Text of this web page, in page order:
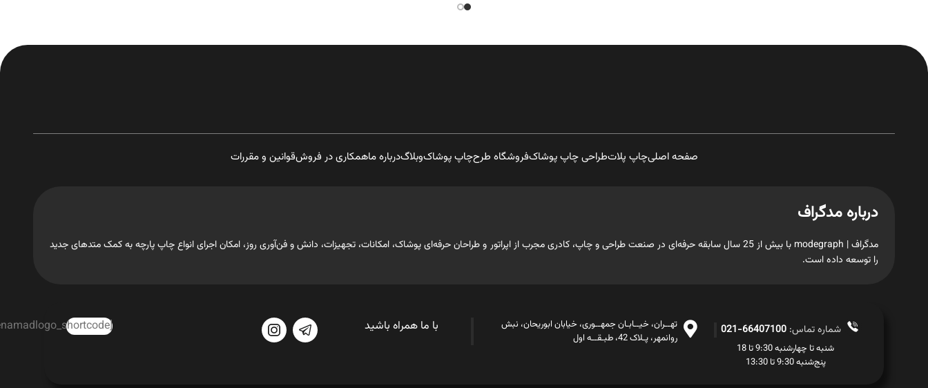
صفحه اصلیچاپ پلاتطراحی چاپ پوشاکفروشگاه طرحچاپ پوشاکوبلاگدرباره ماهمکاری در فروشقوانین و مقررات
درباره مدگراف
مدگراف | modegraph با بیش از 25 سال سابقه حرفه‌ای در صنعت طراحی و چاپ، کادری مجرب از اپراتور و طراحان حرفه‌ای پوشاک، امکانات، تجهیزات، دانش و فن‌آوری روز، امکان اجرای انواع چاپ پارچه به کمک متدهای جدید
را توسعه داده است.
شماره تماس: 66407100-021
شنبه تا چهارشنبه 9:30 تا 18
پنج‌شنبه 9:30 تا 13:30
تهــران، خیــابـان جمهــوری، خیابان ابوریحان، نبش
روانمهر، پـلاک 42، طبـقــه اول
با ما همراه باشید [enamadlogo_shortcode]